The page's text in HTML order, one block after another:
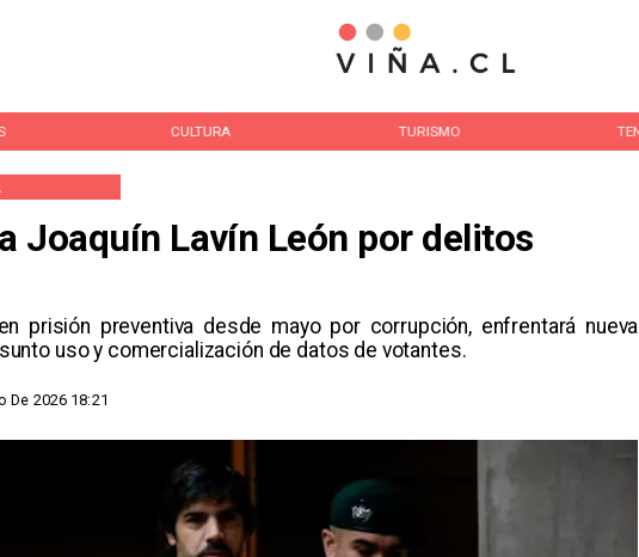
TURISMO TENDENCIAS
Joaquín Lavín León por delitos
prisión preventiva desde mayo por corrupción, enfrentará nueva
uso y comercialización de datos de votantes.
De 2026 18:21